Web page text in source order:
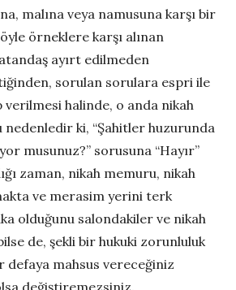
malına veya namusuna karşı bir
örneklere karşı alınan
ayırt edilmeden
sorulan sorulara espri ile
verilmesi halinde, o anda nikah
nedenledir ki, “Şahitler huzurunda
musunuz?” sorusuna “Hayır”
zaman, nikah memuru, nikah
ve merasim yerini terk
olduğunu salondakiler ve nikah
de, şekli bir hukuki zorunluluk
defaya mahsus vereceğiniz
değiştiremezsiniz.